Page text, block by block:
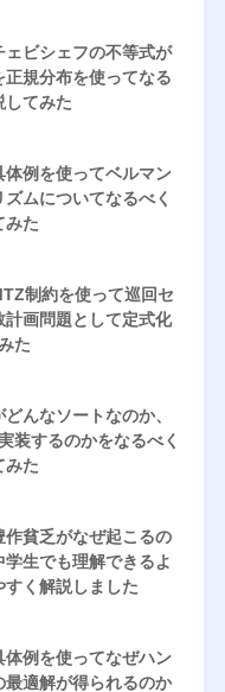
ェビシェフの不等式が
規分布を使ってなる
してみた
体例を使ってベルマン
ムについてなるべく
みた
制約を使って巡回セ
画問題として定式化
た
んなソートなのか、
装するのかをなるべく
みた
作貧乏がなぜ起こるの
生でも理解できるよ
すく解説しました
体例を使ってなぜハン
適解が得られるのか